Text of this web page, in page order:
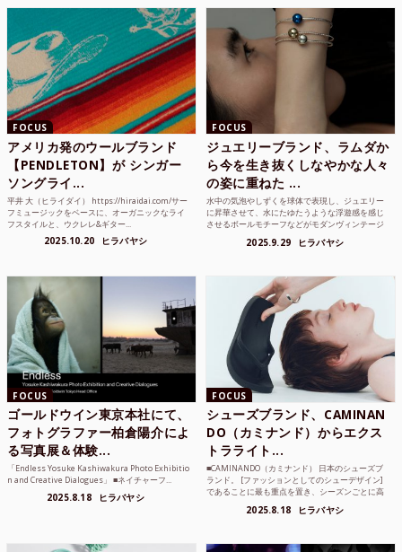
FOCUS
アメリカ発のウールブランド
【PENDLETON】が シンガー
ソングライ...
平井 大（ヒライダイ） https://hiraidai.com/サー
フミュージックをベースに、オーガニックなライ
フスタイルと、ウクレレ&ギター...
2025.10.20 ヒラバヤシ
FOCUS
ジュエリーブランド、ラムダか
ら今を生き抜くしなやかな人々
の姿に重ねた ...
水中の気泡やしずくを球体で表現し、ジュエリー
に昇華させて、水にたゆたうような浮遊感を感じ
させるボールモチーフなどがモダンヴィンテージ
2025.9.29 ヒラバヤシ
FOCUS
ゴールドウイン東京本社にて、
フォトグラファー柏倉陽介によ
る写真展＆体験...
「Endless Yosuke Kashiwakura Photo Exhibitio
n and Creative Dialogues」 ■ネイチャーフ...
2025.8.18 ヒラバヤシ
FOCUS
シューズブランド、CAMINAN
DO（カミナンド）からエクス
トラライト...
■CAMINANDO（カミナンド） 日本のシューズブ
ランド。 [ファッションとしてのシューデザイン]
であることに最も重点を置き、シーズンごとに高
2025.8.18 ヒラバヤシ